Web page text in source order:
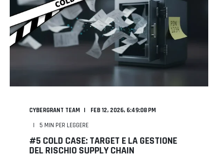
CYBERGRANT TEAM
FEB 12, 2026, 6:49:08 PM
5 MIN PER LEGGERE
#5 COLD CASE: TARGET E LA GESTIONE
DEL RISCHIO SUPPLY CHAIN